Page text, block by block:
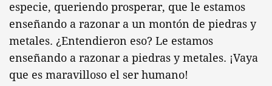
especie, queriendo prosperar, que le estamos
enseñando a razonar a un montón de piedras y
metales. ¿Entendieron eso? Le estamos
enseñando a razonar a piedras y metales. ¡Vaya
que es maravilloso el ser humano!